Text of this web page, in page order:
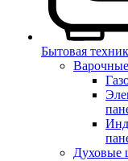
Бытовая
Духовые